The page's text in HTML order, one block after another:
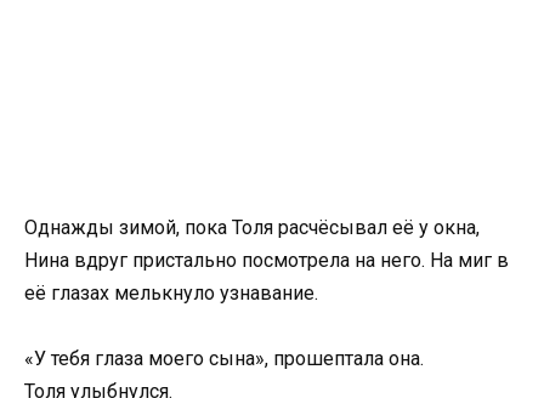
Однажды зимой, пока Толя расчёсывал её у окна,
Нина вдруг пристально посмотрела на него. На миг в
её глазах мелькнуло узнавание.
«У тебя глаза моего сына», прошептала она.
Толя улыбнулся.